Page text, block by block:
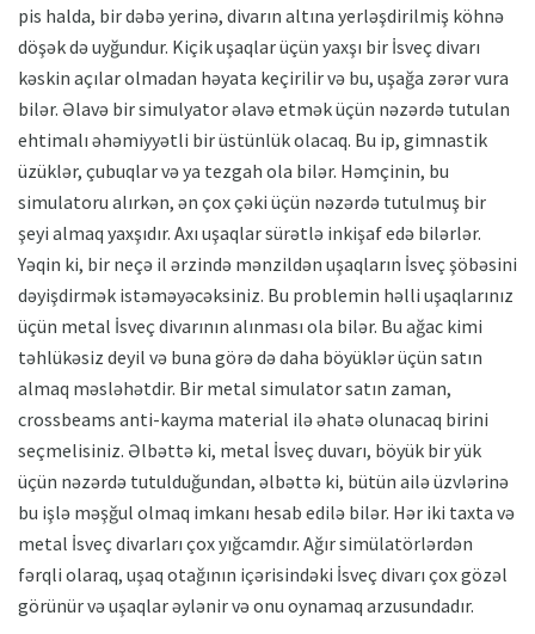
pis halda, bir dəbə yerinə, divarın altına yerləşdirilmiş köhnə
döşək də uyğundur. Kiçik uşaqlar üçün yaxşı bir İsveç divarı
kəskin açılar olmadan həyata keçirilir və bu, uşağa zərər vura
bilər. Əlavə bir simulyator əlavə etmək üçün nəzərdə tutulan
ehtimalı əhəmiyyətli bir üstünlük olacaq. Bu ip, gimnastik
üzüklər, çubuqlar və ya tezgah ola bilər. Həmçinin, bu
simulatoru alırkən, ən çox çəki üçün nəzərdə tutulmuş bir
şeyi almaq yaxşıdır. Axı uşaqlar sürətlə inkişaf edə bilərlər.
Yəqin ki, bir neçə il ərzində mənzildən uşaqların İsveç şöbəsini
dəyişdirmək istəməyəcəksiniz. Bu problemin həlli uşaqlarınız
üçün metal İsveç divarının alınması ola bilər. Bu ağac kimi
təhlükəsiz deyil və buna görə də daha böyüklər üçün satın
almaq məsləhətdir. Bir metal simulator satın zaman,
crossbeams anti-kayma material ilə əhatə olunacaq birini
seçmelisiniz. Əlbəttə ki, metal İsveç duvarı, böyük bir yük
üçün nəzərdə tutulduğundan, əlbəttə ki, bütün ailə üzvlərinə
bu işlə məşğul olmaq imkanı hesab edilə bilər. Hər iki taxta və
metal İsveç divarları çox yığcamdır. Ağır simülatörlərdən
fərqli olaraq, uşaq otağının içərisindəki İsveç divarı çox gözəl
görünür və uşaqlar əylənir və onu oynamaq arzusundadır.